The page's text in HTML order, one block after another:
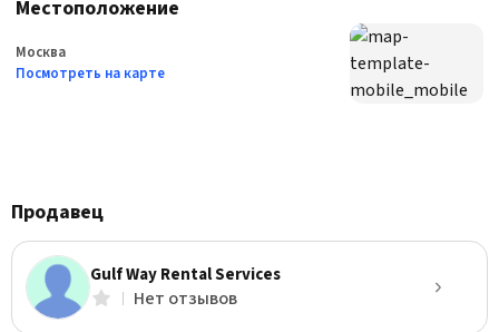
Местоположение
Москва
Посмотреть на карте
Продавец
Gulf Way Rental Services
Нет отзывов